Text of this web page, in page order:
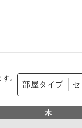
。
部屋タイプ
木